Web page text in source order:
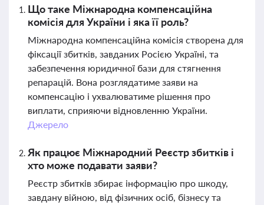
Що таке Міжнародна компенсаційна
комісія для України і яка її роль?
Міжнародна компенсаційна комісія створена для
фіксації збитків, завданих Росією Україні, та
забезпечення юридичної бази для стягнення
репарацій. Вона розглядатиме заяви на
компенсацію і ухвалюватиме рішення про
виплати, сприяючи відновленню України.
Джерело
Як працює Міжнародний Реєстр збитків і
хто може подавати заяви?
Реєстр збитків збирає інформацію про шкоду,
завдану війною, від фізичних осіб, бізнесу та